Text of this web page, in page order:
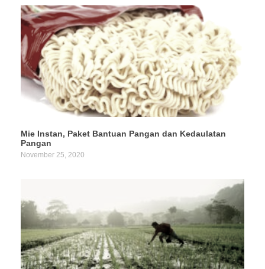
Mie Instan, Paket Bantuan Pangan dan Kedaulatan
Pangan
November 25, 2020